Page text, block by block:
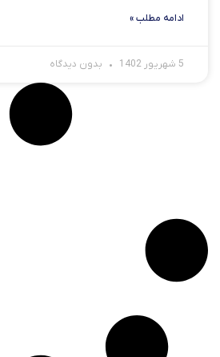
ادامه مطلب »
5 شهریور 1402 بدون دیدگاه